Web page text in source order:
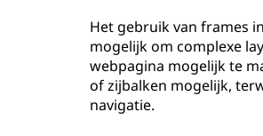
Het gebruik van frames
mogelijk om complexe
webpagina mogelijk te
of zijbalken mogelijk,
navigatie.